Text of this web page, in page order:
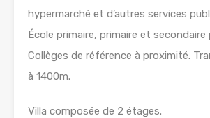
hypermarché et d’autres services
École primaire, primaire et secondaire
Collèges de référence à proximité.
à 1400m.
Villa composée de 2 étages.